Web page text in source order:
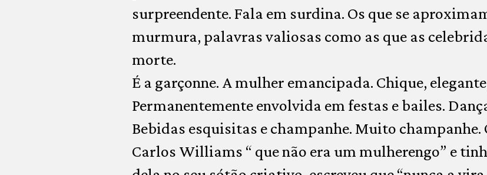
surpreendente. Fala em surdina. Os que se
murmura, palavras valiosas como as que as
morte.
É a garçonne. A mulher emancipada. Chique,
Permanentemente envolvida em festas e bailes.
Bebidas esquisitas e champanhe. Muito
Carlos Williams “ que não era um mulherengo” e